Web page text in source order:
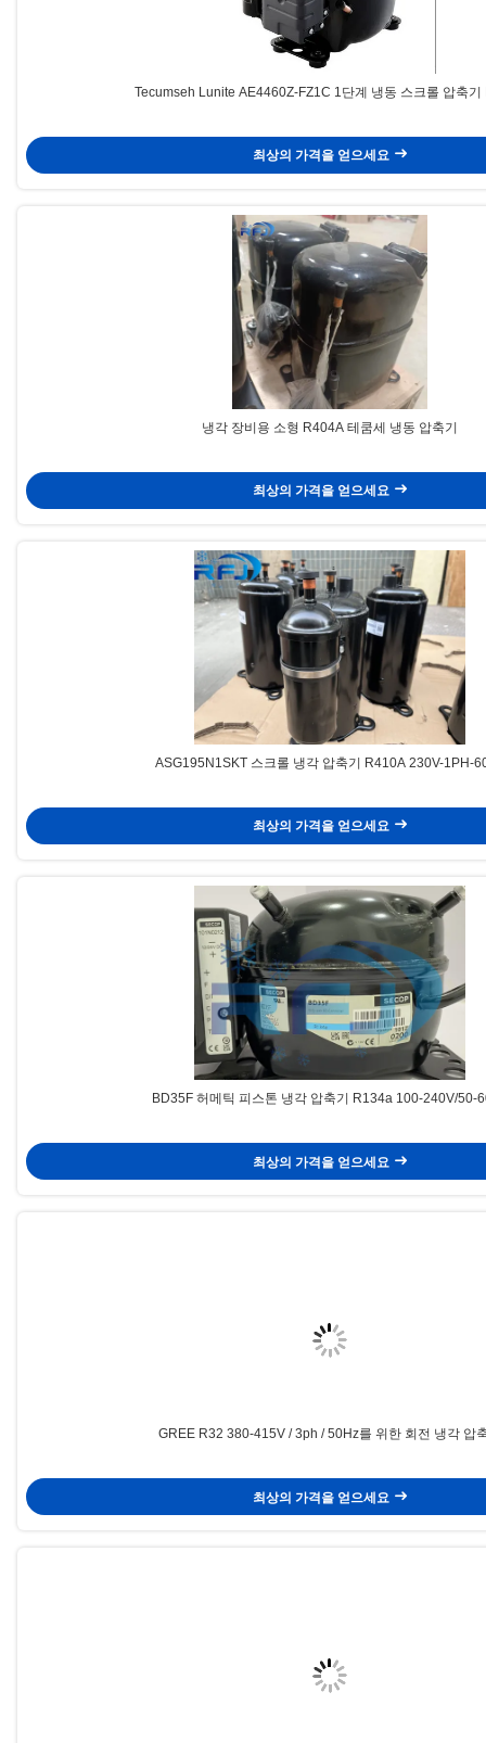
Tecumseh Lunite AE4460Z-FZ1C 1단계 냉동 스크롤 압축기
최상의 가격을 얻으세요
냉각 장비용 소형 R404A 테쿰세 냉동 압축기
최상의 가격을 얻으세요
ASG195N1SKT 스크롤 냉각 압축기 R410A 230V-1PH-
최상의 가격을 얻으세요
BD35F 허메틱 피스톤 냉각 압축기 R134a 100-240V/50-
최상의 가격을 얻으세요
GREE R32 380-415V / 3ph / 50Hz를 위한 회전 냉각 압
최상의 가격을 얻으세요